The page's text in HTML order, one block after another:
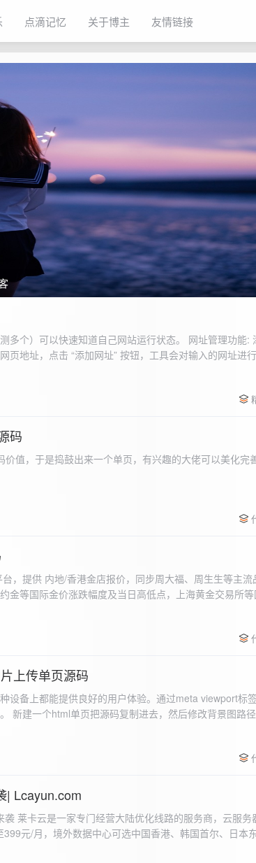
点滴记忆 关于博主 友情链接
博客
多个）可以快速知道自己网站运行状态。 网址管理功能:
页地址，点击 “添加网址” 按钮，工具会对输入的网址进
。筛选网址：右侧面板有一个 “筛选网址” 的下拉框，用
框中设置监测间隔时间（单位为秒），默认值为 60 秒。
立即对所有已添加的网址进行一次检测，之后按照设置的
停止监测。重试机制：在进行网址检测时，如果请求失败
录错误日志。日志记录与显示功能。 日志记录： 每次对
态的日志为黑色，异常状态的日志为红色。日志会自动
码
值，于是捣鼓出来一个单页，有兴趣的大佬可以美化完
，提供 内地/香港金店报价，同步周大福、周生生等主流
金等国际金价涨跌幅度及当日高低点，上海黄金交易所
上传单页源码
设备上都能提供良好的用户体验。通过meta viewport标
新建一个html单页把源码复制进去，然后修改背景图路
| Lcayun.com
器低至
元/月，境外数据中心可选中国香港、韩国首尔、日本